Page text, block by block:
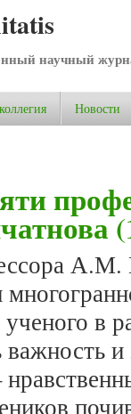
научный
Новости
А.М.
в
и